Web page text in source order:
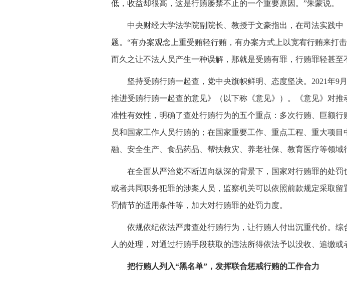
低，收益却很高，这是行贿屡禁不止的一个重要原因。”朱蒙说。
中央财经大学法学院副院长、教授于文豪指出，在司法实践
题。“有办案观念上重受贿轻行贿，有办案方式上以宽宥行贿来打
而久之让不法人员产生一种误解，那就是受贿有罪，行贿罪轻甚至
坚持受贿行贿一起查，党中央旗帜鲜明、态度坚决。2021年
推进受贿行贿一起查的意见》（以下称《意见》）。《意见》对
准性有效性，明确了查处行贿行为的五个重点：多次行贿、巨额
员和国家工作人员行贿的；在国家重要工作、重点工程、重大项
融、安全生产、食品药品、帮扶救灾、养老社保、教育医疗等领域
在全面从严治党不断迈向纵深的背景下，国家对行贿罪的处
或者共同职务犯罪的涉案人员，监察机关可以依照前款规定采取
罚情节的适用条件等，加大对行贿罪的处罚力度。
依规依纪依法严肃查处行贿行为，让行贿人付出沉重代价。
人的处理，对通过行贿手段获取的违法所得依法予以没收、追缴
把行贿人列入“黑名单”，发挥联合惩戒行贿的工作合力